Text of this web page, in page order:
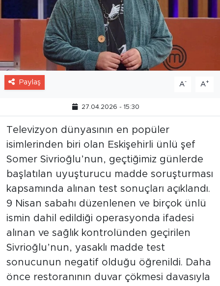
Paylaş A- A+
27.04.2026 - 15:30
Televizyon dünyasının en popüler
isimlerinden biri olan Eskişehirli ünlü şef
Somer Sivrioğlu’nun, geçtiğimiz günlerde
başlatılan uyuşturucu madde soruşturması
kapsamında alınan test sonuçları açıklandı.
9 Nisan sabahı düzenlenen ve birçok ünlü
ismin dahil edildiği operasyonda ifadesi
alınan ve sağlık kontrolünden geçirilen
Sivrioğlu’nun, yasaklı madde test
sonucunun negatif olduğu öğrenildi. Daha
önce restoranının duvar çökmesi davasıyla